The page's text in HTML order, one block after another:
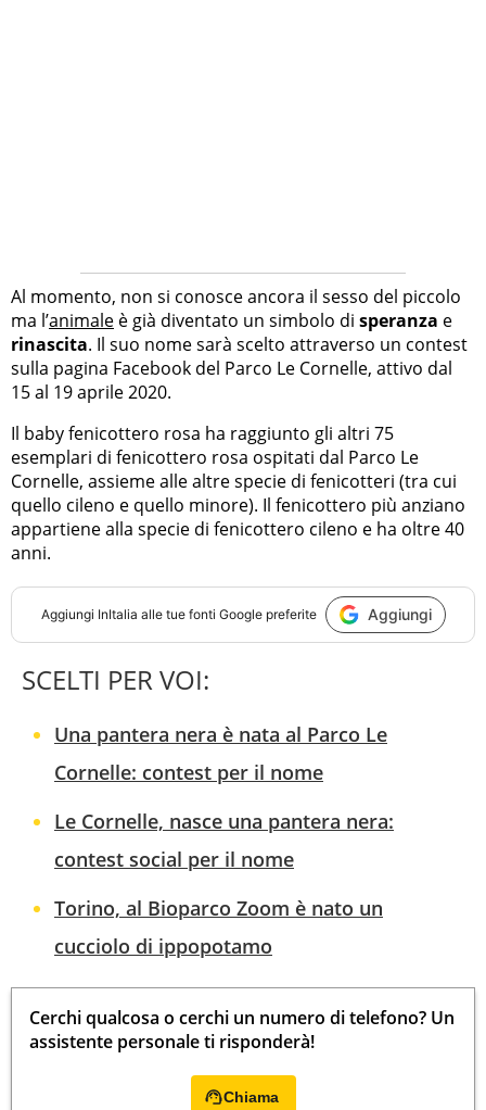
Al momento, non si conosce ancora il sesso del piccolo
ma l’animale è già diventato un simbolo di speranza e
rinascita. Il suo nome sarà scelto attraverso un contest
sulla pagina Facebook del Parco Le Cornelle, attivo dal
15 al 19 aprile 2020.
Il baby fenicottero rosa ha raggiunto gli altri 75
esemplari di fenicottero rosa ospitati dal Parco Le
Cornelle, assieme alle altre specie di fenicotteri (tra cui
quello cileno e quello minore). Il fenicottero più anziano
appartiene alla specie di fenicottero cileno e ha oltre 40
anni.
Aggiungi InItalia alle tue fonti Google preferite Aggiungi
SCELTI PER VOI:
Una pantera nera è nata al Parco Le
Cornelle: contest per il nome
Le Cornelle, nasce una pantera nera:
contest social per il nome
Torino, al Bioparco Zoom è nato un
cucciolo di ippopotamo
Cerchi qualcosa o cerchi un numero di telefono? Un
assistente personale ti risponderà!
Chiama